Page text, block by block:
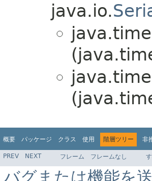
java.io.
概要 パッケージ クラス 使用 階層ツリー 非
PREV NEXT フレーム フレームなし
バグまたは機能を